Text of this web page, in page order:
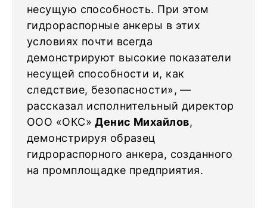
несущую способность. При этом
гидрораспорные анкеры в этих
условиях почти всегда
демонстрируют высокие показатели
несущей способности и, как
следствие, безопасности», —
рассказал исполнительный директор
ООО «ОКС»Денис Михайлов,
демонстрируя образец
гидрораспорного анкера, созданного
на промплощадке предприятия.